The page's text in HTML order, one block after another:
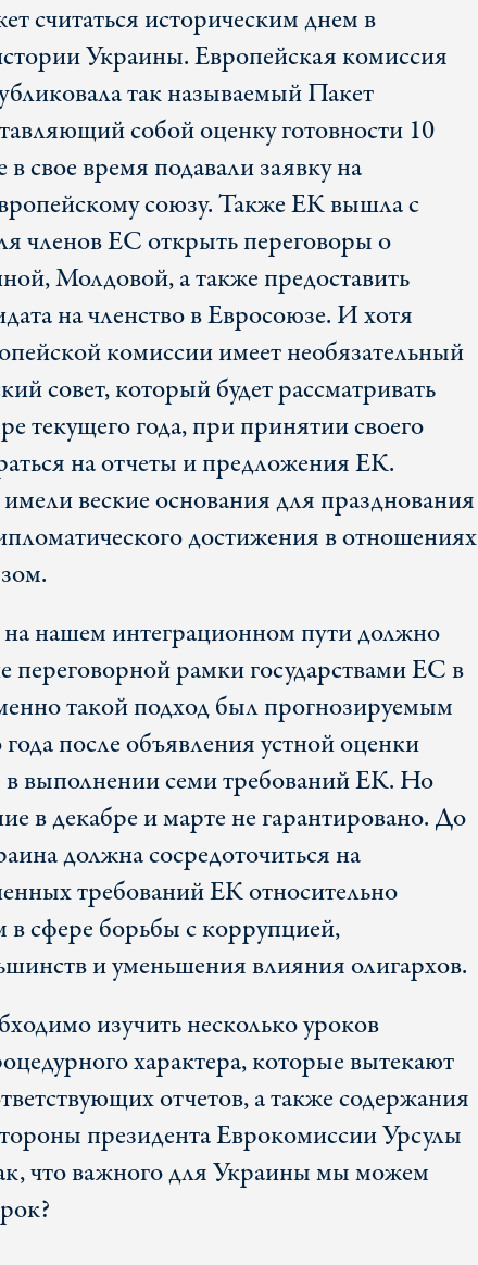
считаться историческим днем в
Украины. Европейская комиссия
так называемый Пакет
собой оценку готовности 10
в свое время подавали заявку на
союзу. Также ЕК вышла с
членов ЕС открыть переговоры о
Молдовой, а также предоставить
на членство в Евросоюзе. И хотя
комиссии имеет необязательный
совет, который будет рассматривать
текущего года, при принятии своего
на отчеты и предложения ЕК.
веские основания для празднования
достижения в отношениях
нашем интеграционном пути должно
переговорной рамки государствами ЕС в
такой подход был прогнозируемым
после объявления устной оценки
в выполнении семи требований ЕК. Но
в декабре и марте не гарантировано. До
должна сосредоточиться на
требований ЕК относительно
сфере борьбы с коррупцией,
и уменьшения влияния олигархов.
изучить несколько уроков
характера, которые вытекают
отчетов, а также содержания
президента Еврокомиссии Урсулы
что важного для Украины мы можем